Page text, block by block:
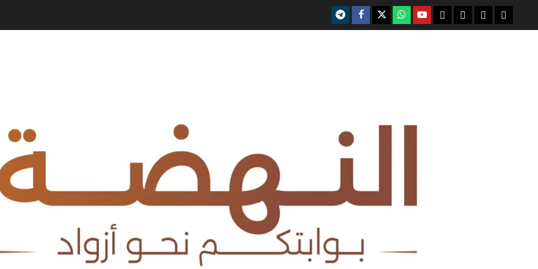
telegramfacebook
x whatsapyoutube